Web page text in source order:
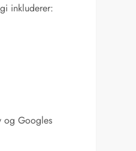
inkluderer:
og Googles